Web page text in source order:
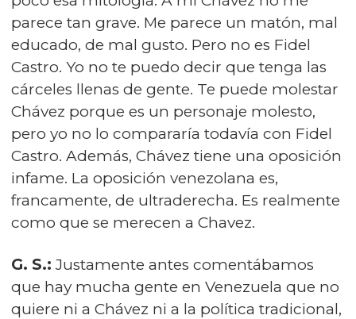
parece tan grave. Me parece un matón, mal
educado, de mal gusto. Pero no es Fidel
Castro. Yo no te puedo decir que tenga las
cárceles llenas de gente. Te puede molestar
Chávez porque es un personaje molesto,
pero yo no lo compararía todavía con Fidel
Castro. Además, Chávez tiene una oposición
infame. La oposición venezolana es,
francamente, de ultraderecha. Es realmente
como que se merecen a Chavez.
G. S.: Justamente antes comentábamos
que hay mucha gente en Venezuela que no
quiere ni a Chávez ni a la política tradicional,